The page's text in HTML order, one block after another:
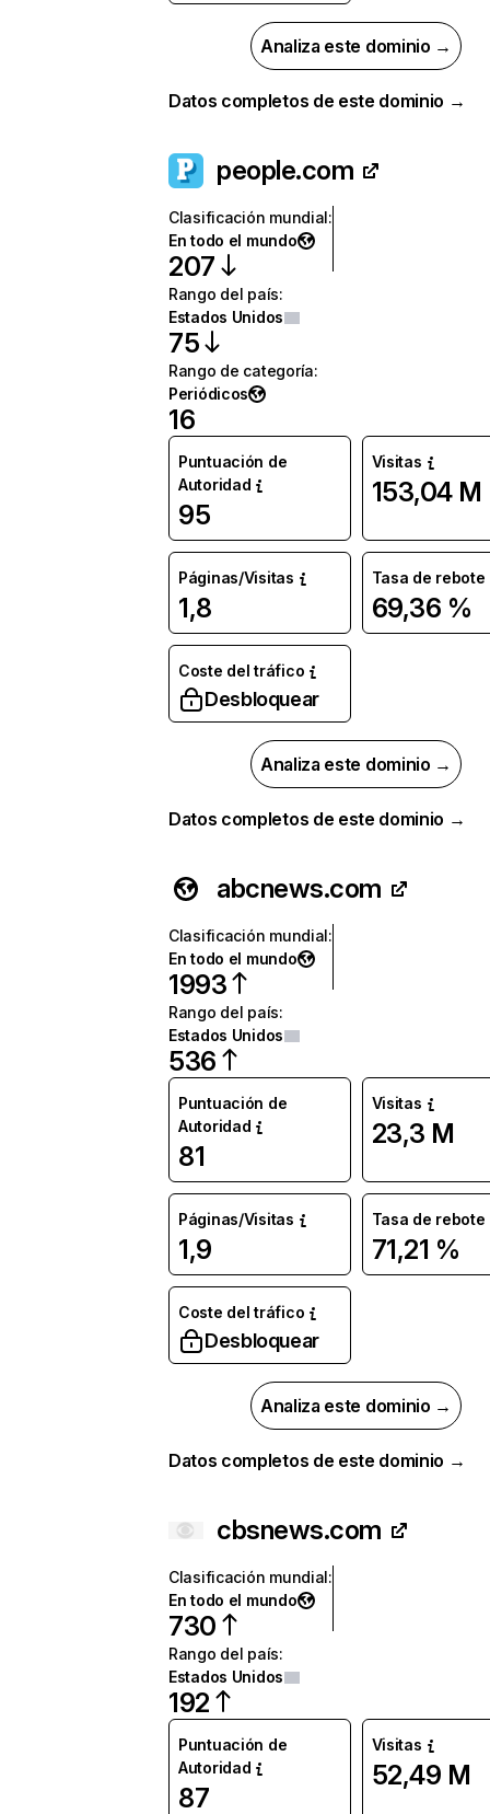
Analiza este dominio →
Datos completos de este dominio →
people.com
Clasificación mundial:
En todo el mundo
207
Rango del país:
Estados Unidos
75
Rango de categoría:
Periódicos
16
Puntuación de
Autoridad
95
Visitas
153,04 M
Páginas/Visitas
1,8
Tasa de rebote
69,36 %
Coste del tráfico
Desbloquear
Analiza este dominio →
Datos completos de este dominio →
abcnews.com
Clasificación mundial:
En todo el mundo
1993
Rango del país:
Estados Unidos
536
Puntuación de
Autoridad
81
Visitas
23,3 M
Páginas/Visitas
1,9
Tasa de rebote
71,21 %
Coste del tráfico
Desbloquear
Analiza este dominio →
Datos completos de este dominio →
cbsnews.com
Clasificación mundial:
En todo el mundo
730
Rango del país:
Estados Unidos
192
Puntuación de
Autoridad
87
Visitas
52,49 M